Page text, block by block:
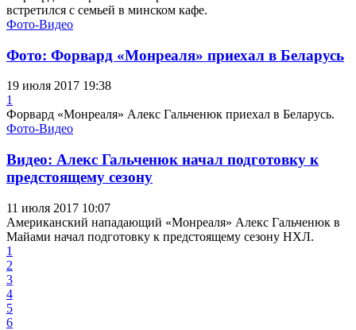
встретился с семьей в минском кафе.
Фото-Видео
Фото: Форвард «Монреаля» приехал в Беларусь
19 июля 2017 19:38
1
Форвард «Монреаля» Алекс Гальченюк приехал в Беларусь.
Фото-Видео
Видео: Алекс Гальченюк начал подготовку к
предстоящему сезону
11 июля 2017 10:07
Американский нападающий «Монреаля» Алекс Гальченюк в
Майами начал подготовку к предстоящему сезону НХЛ.
1
2
3
4
5
6